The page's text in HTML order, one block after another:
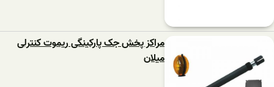
مراکز پخش جک پارکینگی ریموت کنترلی
میلان